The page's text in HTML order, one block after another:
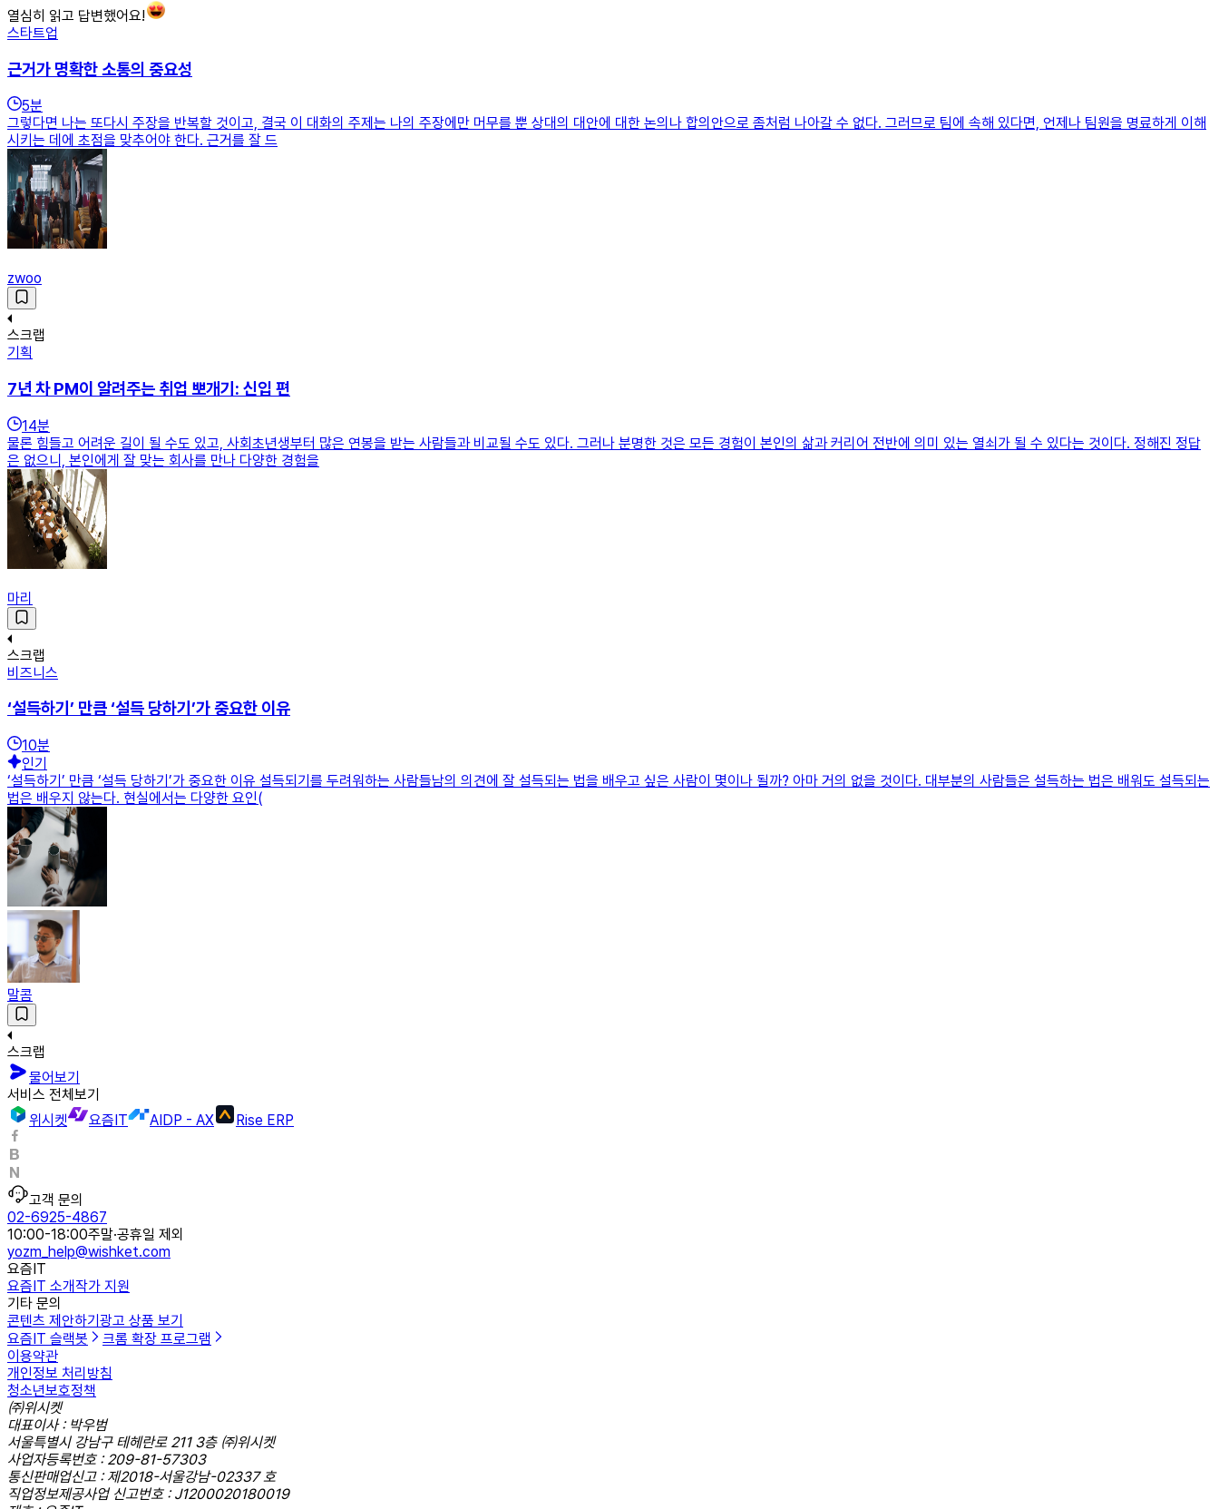
열심히 읽고 답변했어요!
스타트업
근거가 명확한 소통의 중요성
5분
그렇다면 나는 또다시 주장을 반복할 것이고, 결국 이 대화의 주제는 나의 주장에만 머무를 뿐 상대의 대안에 대한 논의나 합의안으로 좀처럼 나아갈 수 없다. 그러므로 팀에 속해 있다면, 언제나 팀원을 명료하게 이해
시키는 데에 초점을 맞추어야 한다. 근거를 잘 드
zwoo
스크랩
기획
7년 차 PM이 알려주는 취업 뽀개기: 신입 편
14분
물론 힘들고 어려운 길이 될 수도 있고, 사회초년생부터 많은 연봉을 받는 사람들과 비교될 수도 있다. 그러나 분명한 것은 모든 경험이 본인의 삶과 커리어 전반에 의미 있는 열쇠가 될 수 있다는 것이다. 정해진 정답
은 없으니, 본인에게 잘 맞는 회사를 만나 다양한 경험을
마리
스크랩
비즈니스
‘설득하기’ 만큼 ‘설득 당하기’가 중요한 이유
10분
인기
‘설득하기’ 만큼 ‘설득 당하기’가 중요한 이유 설득되기를 두려워하는 사람들남의 의견에 잘 설득되는 법을 배우고 싶은 사람이 몇이나 될까? 아마 거의 없을 것이다. 대부분의 사람들은 설득하는 법은 배워도 설득되는
법은 배우지 않는다. 현실에서는 다양한 요인(
말콤
스크랩
물어보기
서비스 전체보기
위시켓
요즘IT AIDP - AX Rise ERP
고객 문의
02-6925-4867
10:00-18:00주말·공휴일 제외
yozm_help@wishket.com
요즘IT
요즘IT 소개작가 지원
기타 문의
콘텐츠 제안하기 광고 상품 보기
요즘IT 슬랙봇
크롬 확장 프로그램
이용약관
개인정보 처리방침
청소년보호정책
㈜위시켓
대표이사 : 박우범
서울특별시 강남구 테헤란로 211 3층 ㈜위시켓
사업자등록번호 : 209-81-57303
통신판매업신고 : 제2018-서울강남-02337 호
직업정보제공사업 신고번호 : J1200020180019